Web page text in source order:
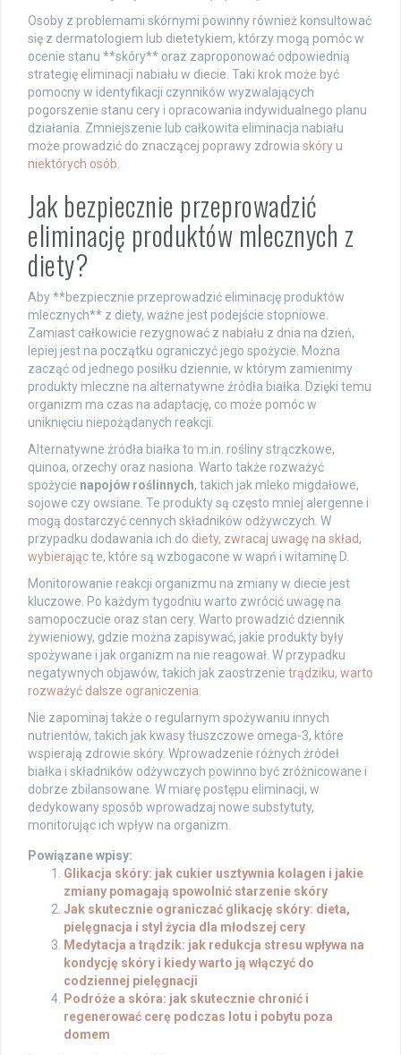
Osoby z problemami skórnymi powinny również konsultować
się z dermatologiem lub dietetykiem, którzy mogą pomóc w
ocenie stanu **skóry** oraz zaproponować odpowiednią
strategię eliminacji nabiału w diecie. Taki krok może być
pomocny w identyfikacji czynników wyzwalających
pogorszenie stanu cery i opracowania indywidualnego planu
działania. Zmniejszenie lub całkowita eliminacja nabiału
może prowadzić do znaczącej poprawy zdrowia skóry u
niektórych osób
Jak bezpiecznie przeprowadzić
eliminację produktów mlecznych z
diety?
Aby **bezpiecznie przeprowadzić eliminację produktów
mlecznych** z diety, ważne jest podejście stopniowe.
Zamiast całkowicie rezygnować z nabiału z dnia na dzień,
lepiej jest na początku ograniczyć jego spożycie. Można
zacząć od jednego posiłku dziennie, w którym zamienimy
produkty mleczne na alternatywne źródła białka. Dzięki temu
organizm ma czas na adaptację, co może pomóc w
uniknięciu niepożądanych reakcji.
Alternatywne źródła białka to m.in. rośliny strączkowe,
quinoa, orzechy oraz nasiona. Warto także rozważyć
spożycie napojów roślinnych, takich jak mleko migdałowe,
sojowe czy owsiane. Te produkty są często mniej alergenne i
mogą dostarczyć cennych składników odżywczych. W
przypadku dodawania ich do diety, zwracaj uwagę na skład,
wybierającte, które są wzbogacone w wapń i witaminę D.
Monitorowanie reakcji organizmu na zmiany w diecie jest
kluczowe. Po każdym tygodniu warto zwrócić uwagę na
samopoczucie oraz stan cery. Warto prowadzić dziennik
żywieniowy, gdzie można zapisywać, jakie produkty były
spożywane i jak organizm na nie reagował. W przypadku
negatywnych objawów, takich jak zaostrzenie trądziku, warto
rozważyć dalsze ograniczenia
Nie zapominaj także o regularnym spożywaniu innych
nutrientów, takich jak kwasy tłuszczowe omega-3, które
wspierają zdrowie skóry. Wprowadzenie różnych źródeł
białka i składników odżywczych powinno być zróżnicowane i
dobrze zbilansowane. W miarę postępu eliminacji, w
dedykowany sposób wprowadzaj nowe substytuty,
monitorując ich wpływ na organizm.
Powiązane wpisy:
Glikacja skóry: jak cukier usztywnia kolagen i jakie
zmiany pomagają spowolnić starzenie skóry
Jak skutecznie ograniczać glikację skóry: dieta,
pielęgnacja i styl życia dla młodszej cery
Medytacja a trądzik: jak redukcja stresu wpływa na
kondycję skóry i kiedy warto ją włączyć do
codziennej pielęgnacji
Podróże a skóra: jak skutecznie chronić i
regenerować cerę podczas lotu i pobytu poza
domem